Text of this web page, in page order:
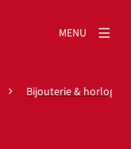
MENU
Bijouterie &